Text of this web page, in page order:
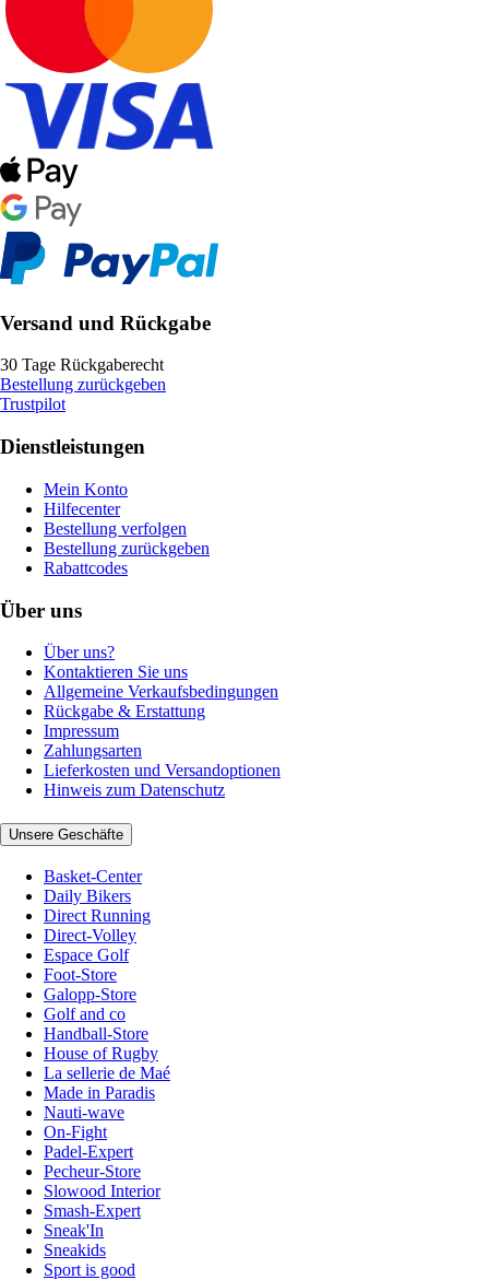
Versand und Rückgabe
30 Tage Rückgaberecht
Bestellung zurückgeben
Trustpilot
Dienstleistungen
Mein Konto
Hilfecenter
Bestellung verfolgen
Bestellung zurückgeben
Rabattcodes
Über uns
Über uns?
Kontaktieren Sie uns
Allgemeine Verkaufsbedingungen
Rückgabe & Erstattung
Impressum
Zahlungsarten
Lieferkosten und Versandoptionen
Hinweis zum Datenschutz
Unsere Geschäfte
Basket-Center
Daily Bikers
Direct Running
Direct-Volley
Espace Golf
Foot-Store
Galopp-Store
Golf and co
Handball-Store
House of Rugby
La sellerie de Maé
Made in Paradis
Nauti-wave
On-Fight
Padel-Expert
Pecheur-Store
Slowood Interior
Smash-Expert
Sneak'In
Sneakids
Sport is good